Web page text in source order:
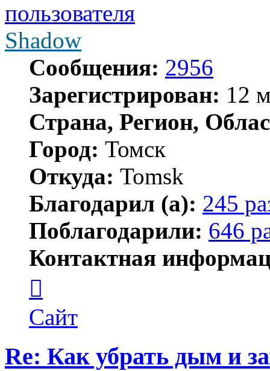
Shadow
Сообщения: 2956
Зарегистрирован: 12
Страна, Регион,
Город: Томск
Откуда: Tomsk
Благодарил (а): 245
Поблагодарили: 646
Контактная
пользователя
Shadow
Сайт
Re: Как убрать дым и